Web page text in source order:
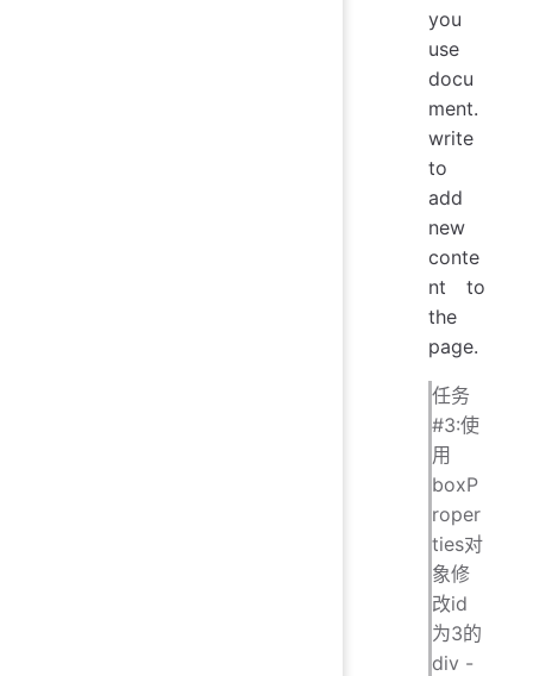
you
use
docu
ment.
write
to
add
new
conte
nt to
the
page.
任务
#3:使
用
boxP
roper
ties对
象修
改id
为3的
div -